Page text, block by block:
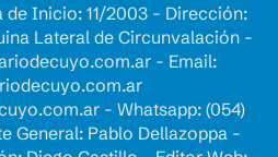
de Inicio: 11/2003 - Dirección:
Lateral de Circunvalación -
- Email:
- Whatsapp: (054)
General: Pablo Dellazoppa -